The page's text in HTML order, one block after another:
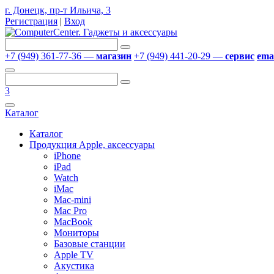
г. Донецк, пр-т Ильича, 3
Регистрация | Вход
+7 (949) 361-77-36 — магазин +7 (949) 441-20-29 — сервис
3
Каталог
Каталог
Продукция Apple, аксессуары
iPhone
iPad
Watch
iMac
Mac-mini
Mac Pro
MacBook
Мониторы
Базовые станции
Apple TV
Акустика